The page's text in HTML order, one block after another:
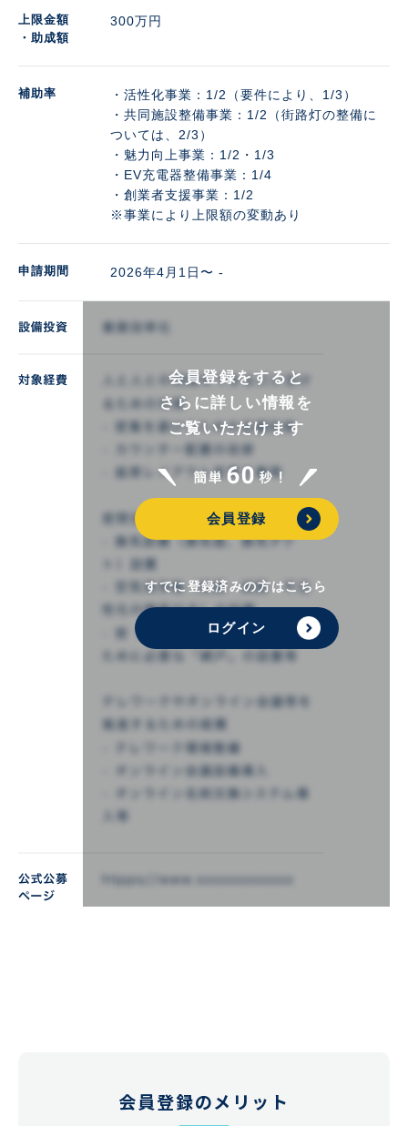
上限金額
・助成額
300万円
補助率
・活性化事業：1/2（要件により、1/3）
・共同施設整備事業：1/2（街路灯の整備に
ついては、2/3）
・魅力向上事業：1/2・1/3
・EV充電器整備事業：1/4
・創業者支援事業：1/2
※事業により上限額の変動あり
申請期間 2026年4月1日〜 -
会員登録をすると
さらに詳しい情報を
ご覧いただけます
会員登録
すでに登録済みの方はこちら
ログイン
会員登録のメリット